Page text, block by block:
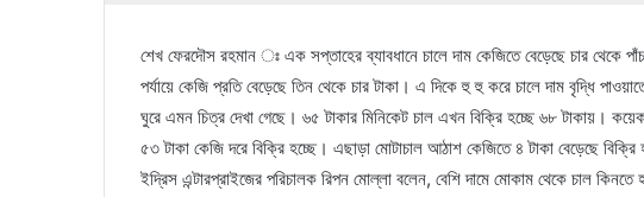
শেখ ফেরদৌস রহমান ঃ এক সপ্তাহের ব্যাবধানে চালে দাম কেজিতে বেড়েছে চার থেকে
পর্যায়ে কেজি প্রতি বেড়েছে তিন থেকে চার টাকা। এ দিকে হু হু করে চালে দাম বৃদ্ধি
ঘুরে এমন চিত্র দেখা গেছে। ৬৫ টাকার মিনিকেট চাল এখন বিক্রি হচ্ছে ৬৮ টাকায়।
৫৩ টাকা কেজি দরে বিক্রি হচ্ছে। এছাড়া মোটাচাল আঠাশ কেজিতে ৪ টাকা বেড়েছে
ইদ্রিস এন্টারপ্রাইজের পরিচালক রিপন মোল্লা বলেন, বেশি দামে মোকাম থেকে চাল কিনতে